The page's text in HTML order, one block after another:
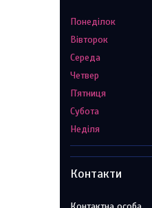
Понеділок
Вівторок
Середа
Четвер
Пʼятниця
Субота
Неділя
Контакти